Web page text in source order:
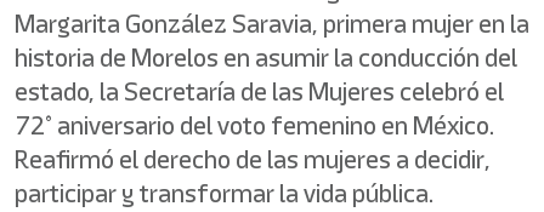
Margarita González Saravia, primera mujer en la
historia de Morelos en asumir la conducción del
estado, la Secretaría de las Mujeres celebró el
72° aniversario del voto femenino en México.
Reafirmó el derecho de las mujeres a decidir,
participar y transformar la vida pública.